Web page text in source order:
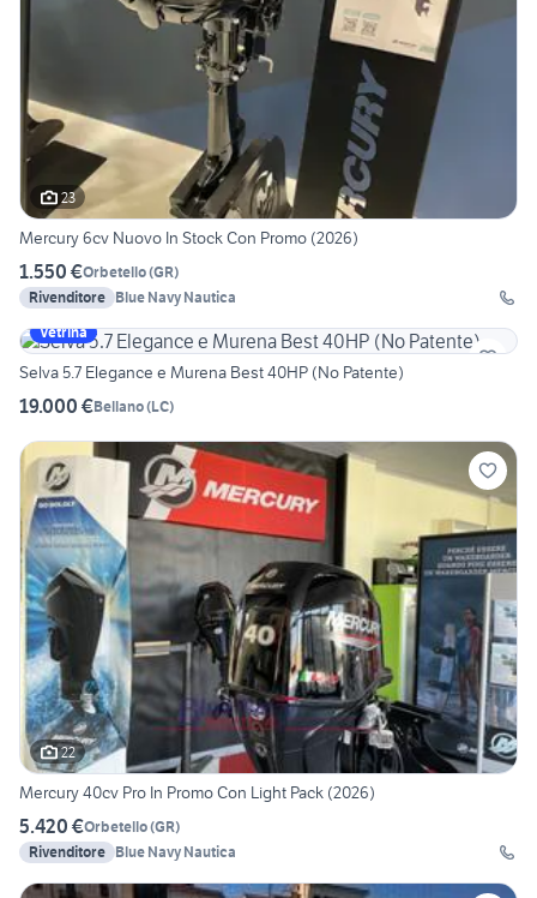
23
Mercury 6cv Nuovo In Stock Con Promo (2026)
1.550 €Orbetello(GR)
Rivenditore Blue Navy Nautica
Vetrina
Selva 5.7 Elegance e Murena Best 40HP (No Patente)
19.000 €Bellano(LC)
22
Mercury 40cv Pro In Promo Con Light Pack (2026)
5.420 €Orbetello(GR)
Rivenditore Blue Navy Nautica